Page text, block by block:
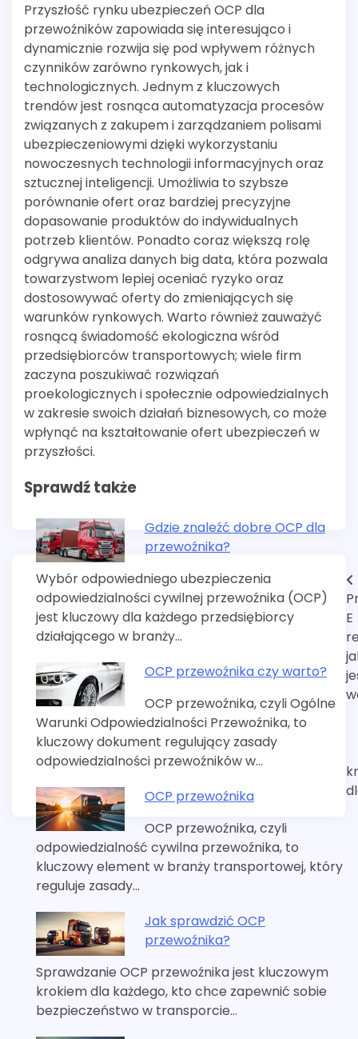
Przyszłość rynku ubezpieczeń OCP dla
przewoźników zapowiada się interesująco i
dynamicznie rozwija się pod wpływem różnych
czynników zarówno rynkowych, jak i
technologicznych. Jednym z kluczowych
trendów jest rosnąca automatyzacja procesów
związanych z zakupem i zarządzaniem polisami
ubezpieczeniowymi dzięki wykorzystaniu
nowoczesnych technologii informacyjnych oraz
sztucznej inteligencji. Umożliwia to szybsze
porównanie ofert oraz bardziej precyzyjne
dopasowanie produktów do indywidualnych
potrzeb klientów. Ponadto coraz większą rolę
odgrywa analiza danych big data, która pozwala
towarzystwom lepiej oceniać ryzyko oraz
dostosowywać oferty do zmieniających się
warunków rynkowych. Warto również zauważyć
rosnącą świadomość ekologiczna wśród
przedsiębiorców transportowych; wiele firm
zaczyna poszukiwać rozwiązań
proekologicznych i społecznie odpowiedzialnych
w zakresie swoich działań biznesowych, co może
wpłynąć na kształtowanie ofert ubezpieczeń w
przyszłości.
Sprawdź także
Gdzie znaleźć dobre OCP dla
przewoźnika?
Wybór odpowiedniego ubezpieczenia
odpowiedzialności cywilnej przewoźnika (OCP)
jest kluczowy dla każdego przedsiębiorcy
działającego w branży…
OCP przewoźnika czy warto?
OCP przewoźnika, czyli Ogólne
Warunki Odpowiedzialności Przewoźnika, to
kluczowy dokument regulujący zasady
odpowiedzialności przewoźników w…
OCP przewoźnika
OCP przewoźnika, czyli
odpowiedzialność cywilna przewoźnika, to
kluczowy element w branży transportowej, który
reguluje zasady…
Jak sprawdzić OCP
przewoźnika?
Sprawdzanie OCP przewoźnika jest kluczowym
krokiem dla każdego, kto chce zapewnić sobie
bezpieczeństwo w transporcie…
Nawigacja
wpisu
E